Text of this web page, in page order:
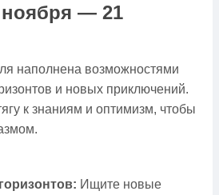
ноября — 21
наполнена возможностями
и новых приключений.
к знаниям и оптимизм, чтобы
Ищите новые